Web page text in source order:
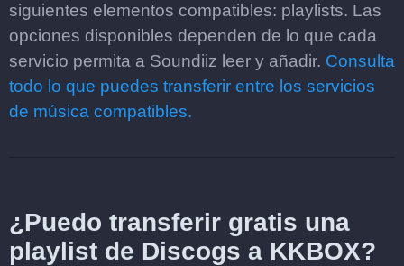
siguientes elementos compatibles: playlists. Las
opciones disponibles dependen de lo que cada
servicio permita a Soundiiz leer y añadir. Consulta
todo lo que puedes transferir entre los servicios
de música compatibles.
¿Puedo transferir gratis una
playlist de Discogs a KKBOX?